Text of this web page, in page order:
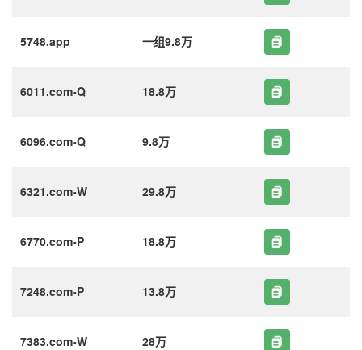
5748.app 一组9.8万
6011.com-Q 18.8万
6096.com-Q 9.8万
6321.com-W 29.8万
6770.com-P 18.8万
7248.com-P 13.8万
7383.com-W 28万